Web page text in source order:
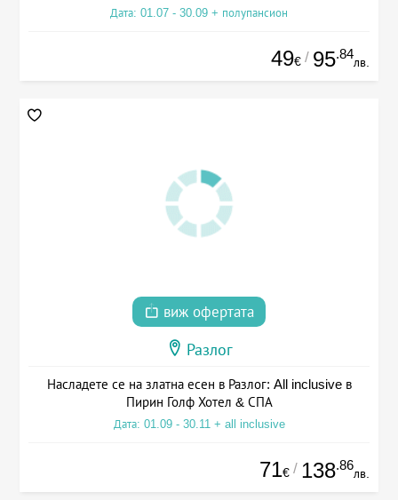
Дата: 01.07 - 30.09 + полупансион
49€ / 95.84
лв.
виж офертата
Разлог
Насладете се на златна есен в Разлог: All inclusive в
Пирин Голф Хотел & СПА
Дата: 01.09 - 30.11 + all inclusive
71€ / 138.86
лв.